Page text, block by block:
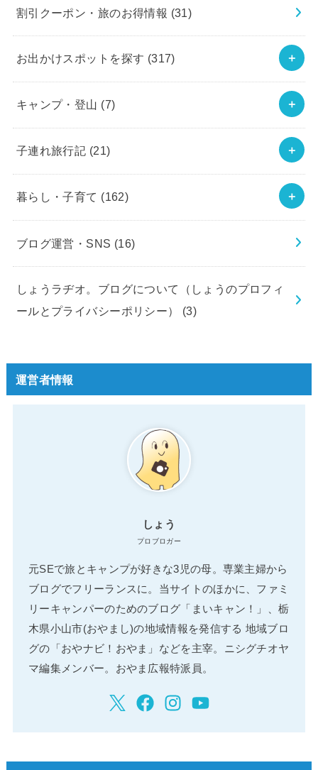
割引クーポン・旅のお得情報 (31)
お出かけスポットを探す (317)
キャンプ・登山 (7)
子連れ旅行記 (21)
暮らし・子育て (162)
ブログ運営・SNS (16)
しょうラヂオ。ブログについて（しょうのプロフィ
ールとプライバシーポリシー） (3)
運営者情報
しょう
プロブロガー
元SEで旅とキャンプが好きな3児の母。専業主婦から
ブログでフリーランスに。当サイトのほかに、ファミ
リーキャンパーのためのブログ「まいキャン！」、栃
木県小山市(おやまし)の地域情報を発信する 地域ブロ
グの「おやナビ！おやま」などを主宰。ニシグチオヤ
マ編集メンバー。おやま広報特派員。